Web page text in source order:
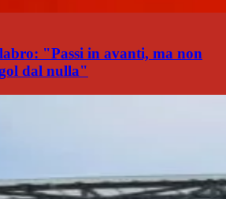
"Passi in avanti, ma non
dal nulla"